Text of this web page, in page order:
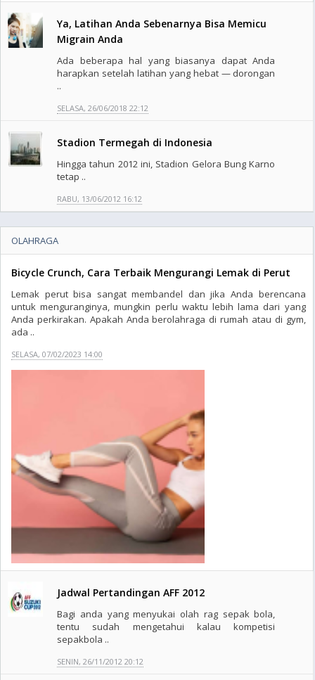
Ya, Latihan Anda Sebenarnya Bisa Memicu
Migrain Anda
Ada beberapa hal yang biasanya dapat Anda
harapkan setelah latihan yang hebat — dorongan
..
SELASA, 26/06/2018 22:12
Stadion Termegah di Indonesia
Hingga tahun 2012 ini, Stadion Gelora Bung Karno
tetap ..
RABU, 13/06/2012 16:12
OLAHRAGA
Bicycle Crunch, Cara Terbaik Mengurangi Lemak di Perut
Lemak perut bisa sangat membandel dan jika Anda berencana
untuk menguranginya, mungkin perlu waktu lebih lama dari yang
Anda perkirakan. Apakah Anda berolahraga di rumah atau di gym,
ada ..
SELASA, 07/02/2023 14:00
Jadwal Pertandingan AFF 2012
Bagi anda yang menyukai olah rag sepak bola,
tentu sudah mengetahui kalau kompetisi
sepakbola ..
SENIN, 26/11/2012 20:12